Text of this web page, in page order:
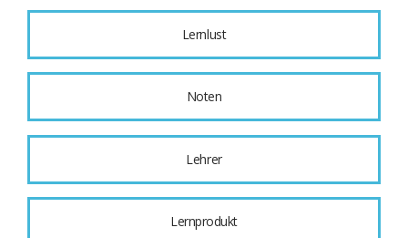
Lernlust
Noten
Lehrer
Lernprodukt